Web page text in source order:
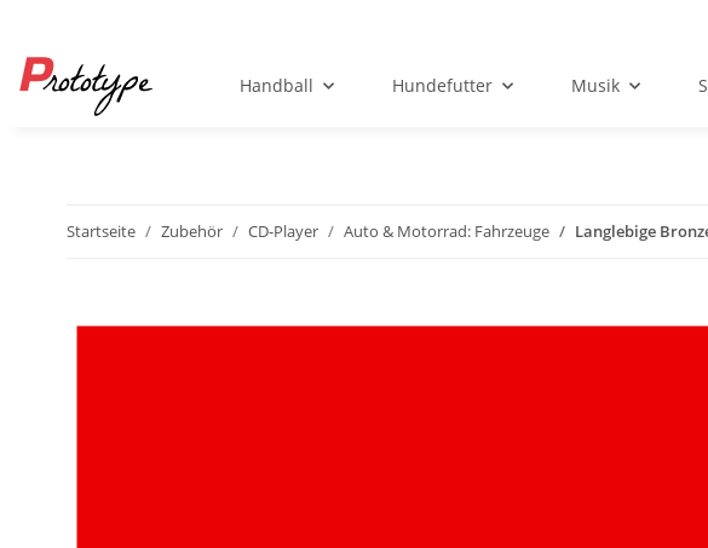
Handball Hundefutter Musik
Startseite Zubehör CD-Player Auto & Motorrad: Fahrzeuge Langlebige